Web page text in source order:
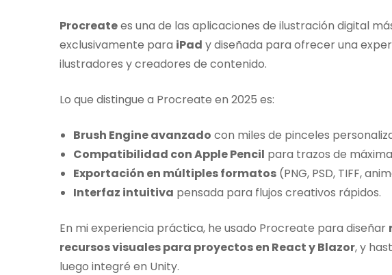
Procreatees una de las aplicaciones de ilustración digital
exclusivamente para iPad y diseñada para ofrecer una
ilustradores y creadores de contenido.
Lo que distingue a Procreate en 2025 es:
Brush Engine avanzado con miles de pinceles
Compatibilidad con Apple Pencil para trazos de
Exportación en múltiples formatos (PNG, PSD, TIFF,
Interfaz intuitiva pensada para flujos creativos rápidos.
En mi experiencia práctica, he usado Procreate para diseñar
recursos visuales para proyectos en React y Blazor, y
luego integré en Unity.